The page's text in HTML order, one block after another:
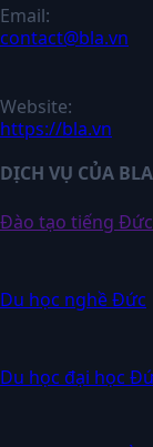
Email:
contact@bla.vn
Website:
https://bla.vn
DỊCH VỤ CỦA BLA
Đào tạo tiếng Đức
Du học nghề Đức
Du học đại học